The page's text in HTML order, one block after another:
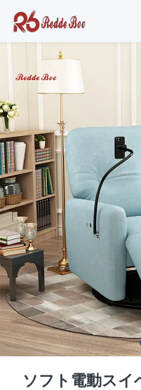
ソフト電動スイ